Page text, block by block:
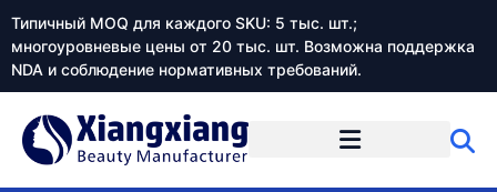
Типичный MOQ для каждого SKU: 5 тыс. шт.;
многоуровневые цены от 20 тыс. шт. Возможна поддержка
NDA и соблюдение нормативных требований.